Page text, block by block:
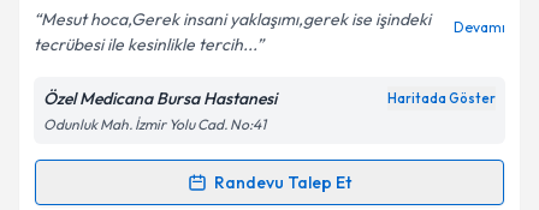
E-posta Adresiniz
Kişisel verilerimin işlenmesine ilişkin
Metni'ni okudum ve kişisel verilerimin belirtilen
kapsamda işlenmesini kabul ediyorum.
Mesut hoca,Gerek insani yaklaşımı,gerek ise işindeki
tecrübesi ile kesinlikle tercih...
Devamı
Özel Medicana Bursa Hastanesi Haritada Göster
Odunluk Mah. İzmir Yolu Cad. No:41
Randevu Talep Et
Randevu Takvimi Talebi